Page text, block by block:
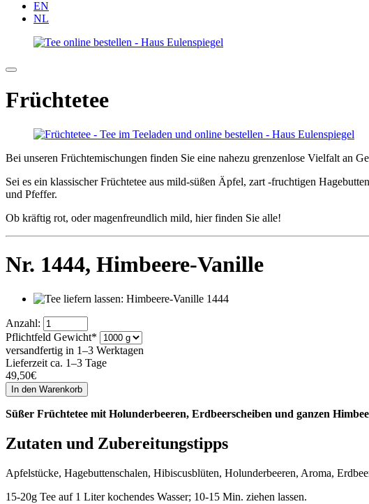
EN
NL
Früchtetee
Bei unseren Früchtemischungen finden Sie eine nahezu grenzenlose Vielfalt an
Sei es ein klassischer Früchtetee aus mild-süßen Äpfel, zart -fruchtigen
und Pfeffer.
Ob kräftig rot, oder magenfreundlich mild, hier finden Sie alle!
Nr. 1444, Himbeere-Vanille
Anzahl:
Pflichtfeld Gewicht*
versandfertig in 1–3 Werktagen
Lieferzeit ca. 1–3 Tage
49,50€
Süßer Früchtetee mit Holunderbeeren, Erdbeerscheiben und ganzen
Zutaten und Zubereitungstipps
Apfelstücke, Hagebuttenschalen, Hibiscusblüten, Holunderbeeren, Aroma,
15-20g Tee auf 1 Liter kochendes Wasser; 10-15 Min. ziehen lassen.